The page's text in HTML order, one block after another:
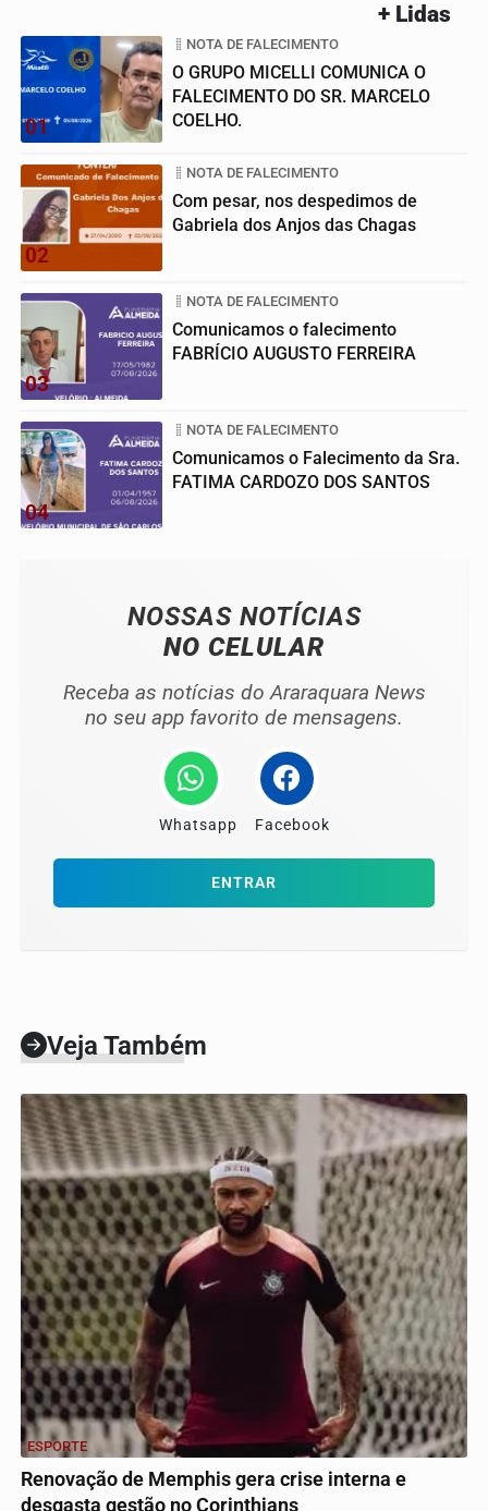
+ Lidas
01
NOTA DE FALECIMENTO
O GRUPO MICELLI COMUNICA O
FALECIMENTO DO SR. MARCELO
COELHO.
02
NOTA DE FALECIMENTO
Com pesar, nos despedimos de
Gabriela dos Anjos das Chagas
03
NOTA DE FALECIMENTO
Comunicamos o falecimento
FABRÍCIO AUGUSTO FERREIRA
04
NOTA DE FALECIMENTO
Comunicamos o Falecimento da Sra.
FATIMA CARDOZO DOS SANTOS
NOSSAS NOTÍCIAS
NO CELULAR
Receba as notícias do Araraquara News
no seu app favorito de mensagens.
Whatsapp Facebook
ENTRAR
Veja Também
ESPORTE
Renovação de Memphis gera crise interna e
desgasta gestão no Corinthians